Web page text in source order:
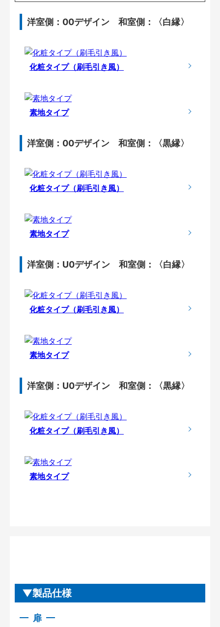
洋室側：00デザイン 和室側：〈白縁〉
化粧タイプ（刷毛引き風）
素地タイプ
洋室側：00デザイン 和室側：〈黒縁〉
化粧タイプ（刷毛引き風）
素地タイプ
洋室側：U0デザイン 和室側：〈白縁〉
化粧タイプ（刷毛引き風）
素地タイプ
洋室側：U0デザイン 和室側：〈黒縁〉
化粧タイプ（刷毛引き風）
素地タイプ
製品仕様
扉